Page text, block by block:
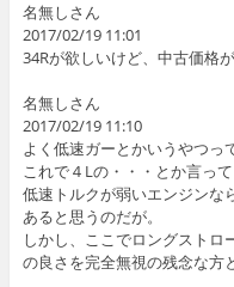
名無しさん
2017/02/19 11:01
34Rが欲しいけど、中古価格
名無しさん
2017/02/19 11:10
よく低速ガーとかいうやつっ
これで４Lの・・・とか言っ
低速トルクが弱いエンジンな
あると思うのだが。
しかし、ここでロングストロ
の良さを完全無視の残念な方